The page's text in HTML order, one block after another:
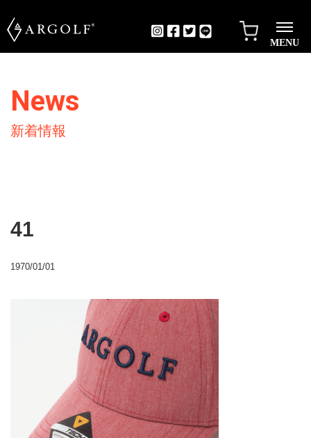
MENU
News
新着情報
41
1970/01/01